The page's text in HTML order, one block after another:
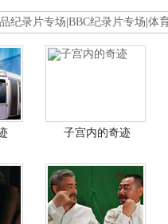
纪录片专场 BBC纪录片专场 体
子宫内的奇迹